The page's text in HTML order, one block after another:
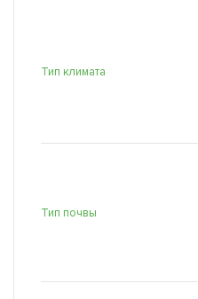
Тип климата
Тип почвы